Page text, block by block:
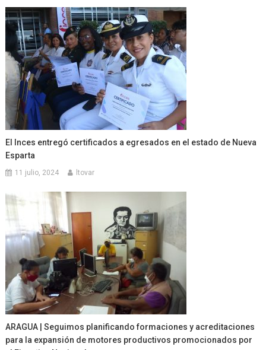
El Inces entregó certificados a egresados en el estado de Nueva
Esparta
11 julio, 2024 ltovar
ARAGUA | Seguimos planificando formaciones y acreditaciones
para la expansión de motores productivos promocionados por